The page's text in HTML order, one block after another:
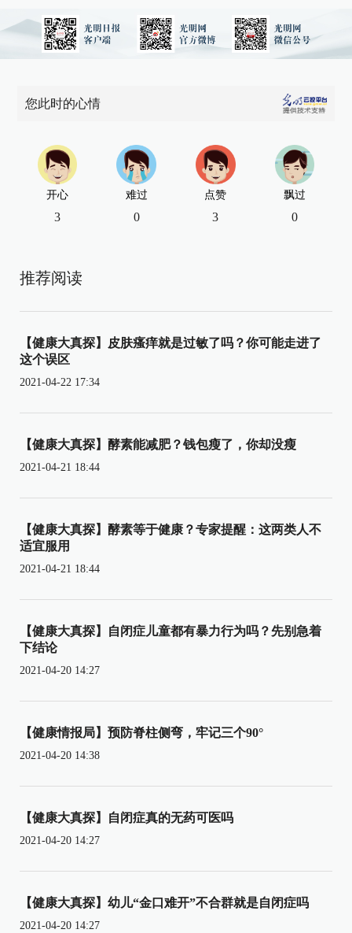
您此时的心情
开心
3
难过
0
点赞
3
飘过
0
推荐阅读
【健康大真探】皮肤瘙痒就是过敏了吗？你可能走进了
这个误区
2021-04-22 17:34
【健康大真探】酵素能减肥？钱包瘦了，你却没瘦
2021-04-21 18:44
【健康大真探】酵素等于健康？专家提醒：这两类人不
适宜服用
2021-04-21 18:44
【健康大真探】自闭症儿童都有暴力行为吗？先别急着
下结论
2021-04-20 14:27
【健康情报局】预防脊柱侧弯，牢记三个90°
2021-04-20 14:38
【健康大真探】自闭症真的无药可医吗
2021-04-20 14:27
【健康大真探】幼儿“金口难开”不合群就是自闭症吗
2021-04-20 14:27